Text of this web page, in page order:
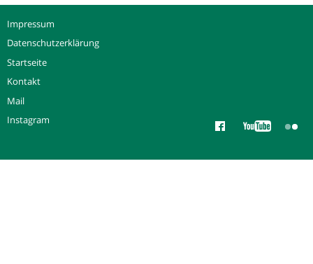
Impressum
Datenschutzerklärung
Startseite
Kontakt
Mail
Instagram